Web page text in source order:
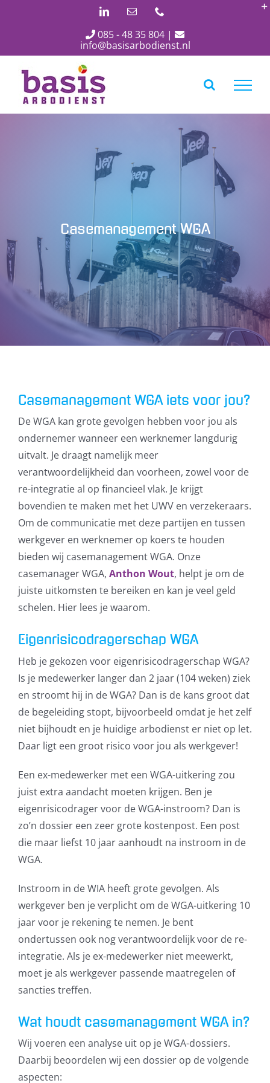
LinkedInE-
085 - 48 35 804 |
info@basisarbodienst.nl
Casemanagement WGA
Casemanagement WGA iets voor jou?
De WGA kan grote gevolgen hebben voor jou als
ondernemer wanneer een werknemer langdurig
uitvalt. Je draagt namelijk meer
verantwoordelijkheid dan voorheen, zowel voor de
re-integratie al op financieel vlak. Je krijgt
bovendien te maken met het UWV en verzekeraars.
Om de communicatie met deze partijen en tussen
werkgever en werknemer op koers te houden
bieden wij casemanagement WGA. Onze
casemanager WGA, Anthon Wout, helpt je om de
juiste uitkomsten te bereiken en kan je veel geld
schelen. Hier lees je waarom.
Eigenrisicodragerschap WGA
Heb je gekozen voor eigenrisicodragerschap WGA?
Is je medewerker langer dan 2 jaar (104 weken) ziek
en stroomt hij in de WGA? Dan is de kans groot dat
de begeleiding stopt, bijvoorbeeld omdat je het zelf
niet bijhoudt en je huidige arbodienst er niet op let.
Daar ligt een groot risico voor jou als werkgever!
Een ex-medewerker met een WGA-uitkering zou
juist extra aandacht moeten krijgen. Ben je
eigenrisicodrager voor de WGA-instroom? Dan is
zo’n dossier een zeer grote kostenpost. Een post
die maar liefst 10 jaar aanhoudt na instroom in de
WGA.
Instroom in de WIA heeft grote gevolgen. Als
werkgever ben je verplicht om de WGA-uitkering 10
jaar voor je rekening te nemen. Je bent
ondertussen ook nog verantwoordelijk voor de re-
integratie. Als je ex-medewerker niet meewerkt,
moet je als werkgever passende maatregelen of
sancties treffen.
Wat houdt casemanagement WGA in?
Wij voeren een analyse uit op je WGA-dossiers.
Daarbij beoordelen wij een dossier op de volgende
aspecten:
Klik om de PDF te openen in een
nieuw venster